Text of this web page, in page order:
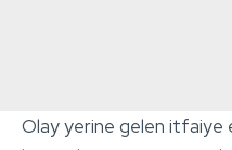
Olay yerine gelen itfaiye